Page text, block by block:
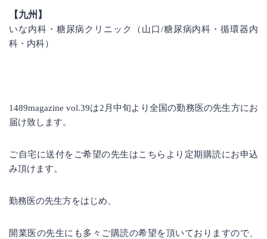
【九州】
いな内科・糖尿病クリニック
（山口/糖尿病内科・循環器内
科・内科）
1489magazine vol.39は2月中旬より全国の勤務医の先生方にお
届け致します。
ご自宅に送付をご希望の先生はこちら より定期購読にお申込
み頂けます。
勤務医の先生方をはじめ、
開業医の先生にも多々ご購読の希望を頂いておりますので、